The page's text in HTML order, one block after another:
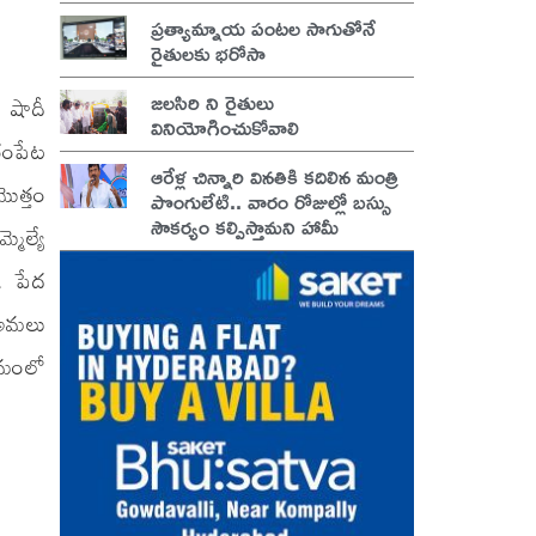
షాదీ
పేద
ప్రత్యామ్నాయ పంటల సాగుతోనే
రైతులకు భరోసా
జలసిరి ని రైతులు
వినియోగించుకోవాలి
ఆరేళ్ల చిన్నారి వినతికి కదిలిన మంత్రి
పొంగులేటి.. వారం రోజుల్లో బస్సు
సౌకర్యం కల్పిస్తామని హామీ